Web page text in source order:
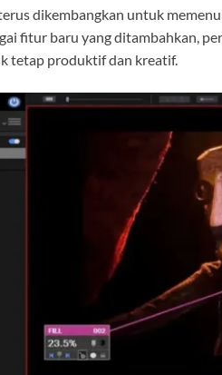
dikembangkan untuk
fitur baru yang ditambahkan,
tetap produktif dan kreatif.